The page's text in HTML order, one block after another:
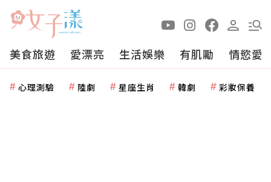
美食旅遊 愛漂亮 生活娛樂 有肌勵 情慾愛
心理測驗 陸劇 星座生肖 韓劇 彩妝保養